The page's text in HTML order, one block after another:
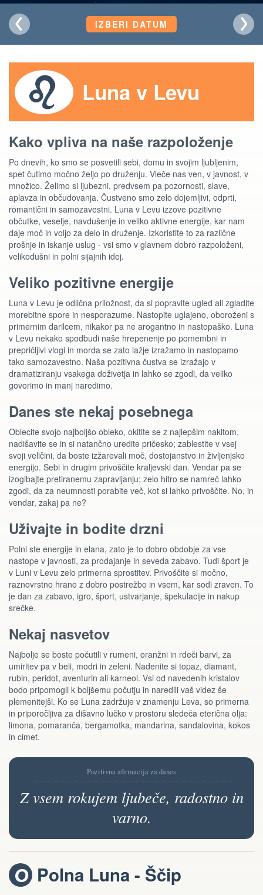
IZBERI DATUM
Luna v Levu
Kako vpliva na naše razpoloženje
Po dnevih, ko smo se posvetili sebi, domu in svojim ljubljenim,
spet čutimo močno željo po druženju. Vleče nas ven, v javnost, v
množico. Želimo si ljubezni, predvsem pa pozornosti, slave,
aplavza in občudovanja. Čustveno smo zelo dojemljivi, odprti,
romantični in samozavestni. Luna v Levu izzove pozitivne
občutke, veselje, navdušenje in veliko aktivne energije, kar nam
daje moč in voljo za delo in druženje. Izkoristite to za različne
prošnje in iskanje uslug - vsi smo v glavnem dobro razpoloženi,
velikodušni in polni sijajnih idej.
Veliko pozitivne energije
Luna v Levu je odlična priložnost, da si popravite ugled ali zgladite
morebitne spore in nesporazume. Nastopite uglajeno, oboroženi s
primernim darilcem, nikakor pa ne arogantno in nastopaško. Luna
v Levu nekako spodbudi naše hrepenenje po pomembni in
prepričljivi vlogi in morda se zato lažje izražamo in nastopamo
tako samozavestno. Naša pozitivna čustva se izražajo v
dramatiziranju vsakega doživetja in lahko se zgodi, da veliko
govorimo in manj naredimo.
Danes ste nekaj posebnega
Oblecite svojo najboljšo obleko, okitite se z najlepšim nakitom,
nadišavite se in si natančno uredite pričesko; zablestite v vsej
svoji veličini, da boste izžarevali moč, dostojanstvo in življenjsko
energijo. Sebi in drugim privoščite kraljevski dan. Vendar pa se
izogibajte pretiranemu zapravljanju; zelo hitro se namreč lahko
zgodi, da za neumnosti porabite več, kot si lahko privoščite. No, in
vendar, zakaj pa ne?
Uživajte in bodite drzni
Polni ste energije in elana, zato je to dobro obdobje za vse
nastope v javnosti, za prodajanje in seveda zabavo. Tudi šport je
v Luni v Levu zelo primerna sprostitev. Privoščite si močno,
raznovrstno hrano z dobro postrežbo in vsem, kar sodi zraven. To
je dan za zabavo, igro, šport, ustvarjanje, špekulacije in nakup
srečke.
Nekaj nasvetov
Najbolje se boste počutili v rumeni, oranžni in rdeči barvi, za
umiritev pa v beli, modri in zeleni. Nadenite si topaz, diamant,
rubin, peridot, aventurin ali karneol. Vsi od navedenih kristalov
bodo pripomogli k boljšemu počutju in naredili vaš videz še
plemenitejši. Ko se Luna zadržuje v znamenju Leva, so primerna
in priporočljiva za dišavno lučko v prostoru sledeča eterična olja:
limona, pomaranča, bergamotka, mandarina, sandalovina, kokos
in cimet.
Pozitivna afirmacija za danes
Z vsem rokujem ljubeče, radostno in
varno.
U Polna Luna - Ščip